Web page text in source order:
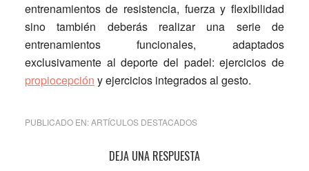
entrenamientos de resistencia, fuerza y flexibilidad
sino también deberás realizar una serie de
entrenamientos funcionales, adaptados
exclusivamente al deporte del padel: ejercicios de
propiocepción y ejercicios integrados al gesto.
PUBLICADO EN:ARTÍCULOS DESTACADOS
InteraccionesDEJA UNA RESPUESTA